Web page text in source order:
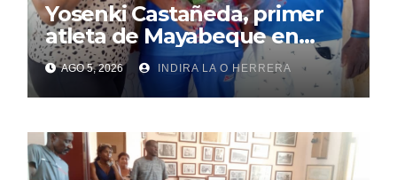
Yosenki Castañeda, primer
atleta de Mayabeque en
subir al podio
centroamericano
AGO 5, 2026 INDIRA LA O HERRERA